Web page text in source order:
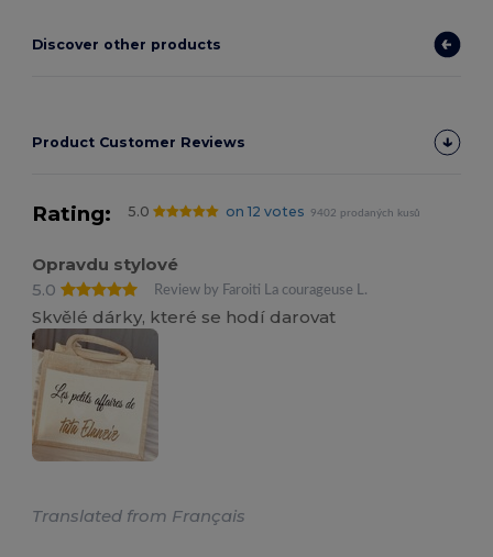
Discover other products
Product Customer Reviews
Rating: 5.0 on 12 votes 9402 prodaných kusů
Opravdu stylové
5.0
Review by Faroiti La courageuse L.
Skvělé dárky, které se hodí darovat
Translated from Français